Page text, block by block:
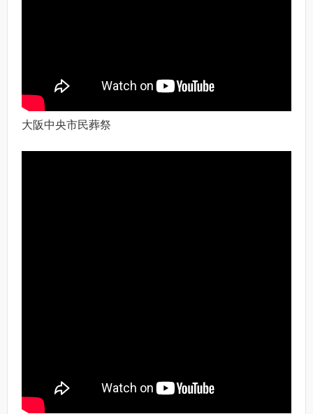
大阪中央市民葬祭